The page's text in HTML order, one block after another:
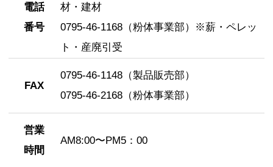
粉体事業部 0795-46-1168
電話
番号
材・建材
0795-46-1168（粉体事業部）※薪・ペレッ
ト・産廃引受
FAX
0795-46-1148（製品販売部）
0795-46-2168（粉体事業部）
営業
時間
AM8:00〜PM5：00